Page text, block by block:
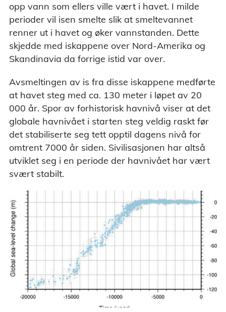
opp vann som ellers ville vært i havet. I milde
perioder vil isen smelte slik at smeltevannet
renner ut i havet og øker vannstanden. Dette
skjedde med iskappene over Nord-Amerika og
Skandinavia da forrige istid var over.
Avsmeltingen av is fra disse iskappene medførte
at havet steg med ca. 130 meter i løpet av 20
000 år. Spor av forhistorisk havnivå viser at det
globale havnivået i starten steg veldig raskt før
det stabiliserte seg tett opptil dagens nivå for
omtrent 7000 år siden. Sivilisasjonen har altså
utviklet seg i en periode der havnivået har vært
svært stabilt.